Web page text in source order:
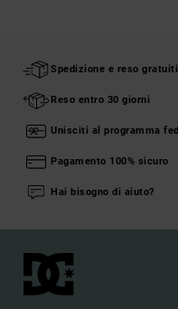
Spedizione e reso
Reso entro 30 giorni
Unisciti al programma
Pagamento 100% sicuro
Hai bisogno di aiuto?